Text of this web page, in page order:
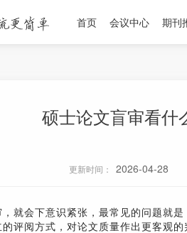
首页 会议中心 期刊
硕士论文盲审看什
更新时间： 2026-04-28
就会下意识紧张，最常见的问题就
评阅方式，对论文质量作出更客观